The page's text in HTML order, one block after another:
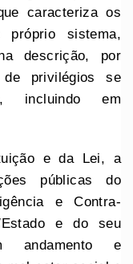
caracteriza os
próprio sistema,
descrição, por
privilégios se
incluindo em
e da Lei, a
públicas do
e Contra-
Estado e do seu
andamento e